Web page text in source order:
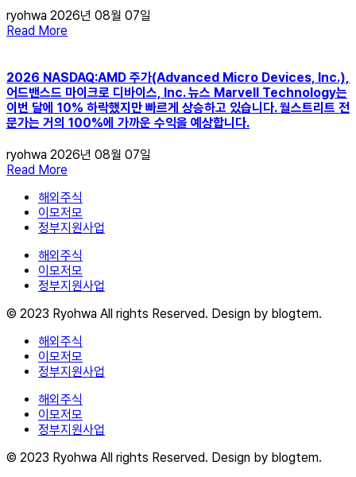
ryohwa 2026년 08월 07일
Read More
2026 NASDAQ:AMD 주가(Advanced Micro Devices, Inc.),
어드밴스드 마이크로 디바이스, Inc. 뉴스 Marvell Technology는
이번 달에 10% 하락했지만 빠르게 상승하고 있습니다. 월스트리트 전
문가는 거의 100%에 가까운 수익을 예상합니다.
ryohwa 2026년 08월 07일
Read More
해외주식
이모저모
정부지원사업
해외주식
이모저모
정부지원사업
© 2023 Ryohwa All rights Reserved. Design by blogtem.
해외주식
이모저모
정부지원사업
해외주식
이모저모
정부지원사업
© 2023 Ryohwa All rights Reserved. Design by blogtem.